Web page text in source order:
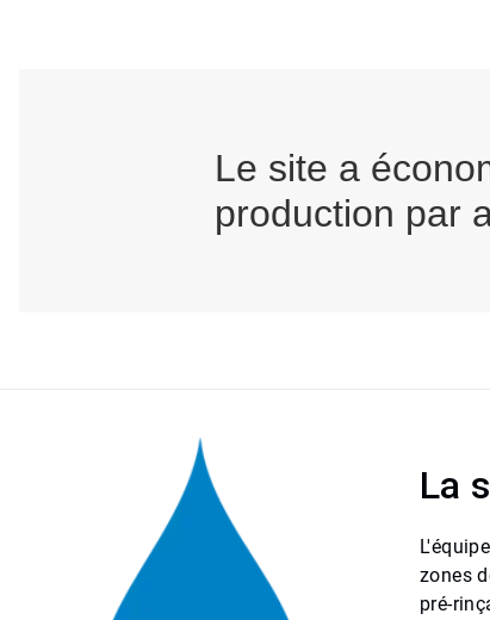
Le site a
production par
La
zones
pré-